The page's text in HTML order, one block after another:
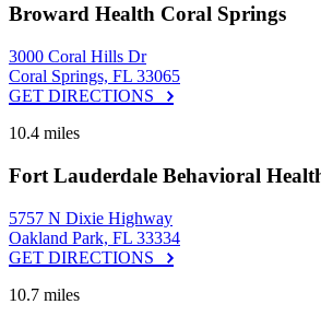
Broward Health Coral Springs
3000 Coral Hills Dr
Coral Springs, FL 33065
GET DIRECTIONS
10.4 miles
Fort Lauderdale Behavioral
5757 N Dixie Highway
Oakland Park, FL 33334
GET DIRECTIONS
10.7 miles